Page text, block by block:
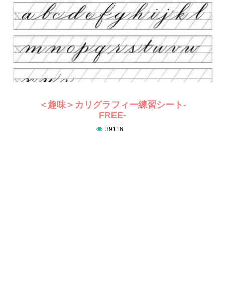
＜趣味＞カリグラフィー練習シート-
FREE-
39116